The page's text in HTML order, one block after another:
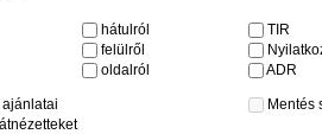
hátulról
felülről
oldalról
TIR
ADR
Mentés